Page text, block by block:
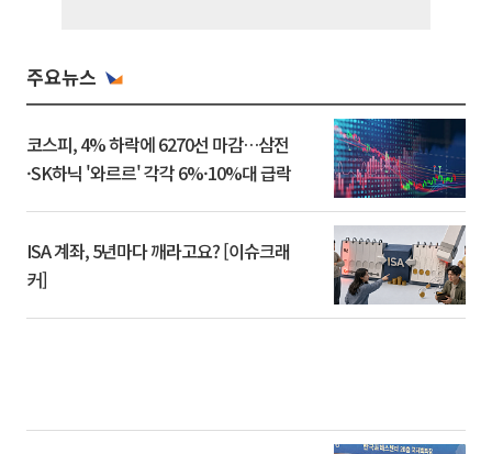
주요뉴스
코스피, 4% 하락에 6270선 마감…삼전
·SK하닉 '와르르' 각각 6%·10%대 급락
ISA 계좌, 5년마다 깨라고요? [이슈크래
커]